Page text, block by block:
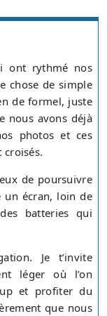
ont rythmé nos
chose de simple
de formel, juste
nous avons déjà
photos et ces
croisés.
de poursuivre
un écran, loin de
batteries qui
Je t’invite
léger où l’on
et profiter du
que nous